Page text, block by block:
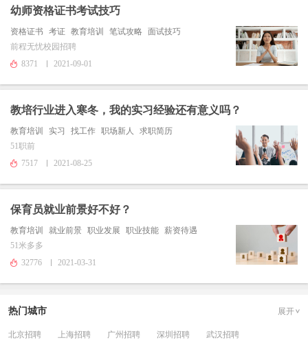
幼师资格证书考试技巧
资格证书 考证 教育培训 笔试攻略 面试技巧
前程无忧校园招聘
8371
2021-09-01
教培行业进入寒冬，我的实习经验还有意义吗？
教育培训 实习 找工作 职场新人
求职简历
51职前
7517
2021-08-25
保育员就业前景好不好？
教育培训 就业前景 职业发展 职业技能 薪资待遇
51米多多
32776
2021-03-31
热门城市 展开
北京招聘 上海招聘 广州招聘 深圳招聘 武汉招聘